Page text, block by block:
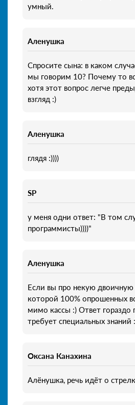
умный.
Аленушка
Спросите сына: в каком
мы говорим 10? Почему то
хотя этот вопрос легче
взгляд :)
Аленушка
глядя :))))
SP
у меня одни ответ: "В том
программисты))))"
Аленушка
Если вы про некую двоичную
которой 100% опрошенных
мимо кассы :) Ответ гораздо
требует специальных знаний
Оксана Канахина
Алёнушка, речь идёт о